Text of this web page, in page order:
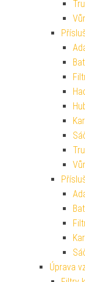
Úprava